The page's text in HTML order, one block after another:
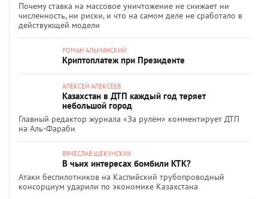
Почему ставка на массовое уничтожение не снижает ни
численность, ни риски, и что на самом деле не сработало в
действующей модели
РОМАН АЛЬМАНСКИЙ
Криптоплатеж при Президенте
АЛЕКСЕЙ АЛЕКСЕЕВ
Казахстан в ДТП каждый год теряет
небольшой город
Главный редактор журнала «За рулём» комментирует ДТП
на Аль-Фараби
ВЯЧЕСЛАВ ЩЕКУНСКИХ
В чьих интересах бомбили КТК?
Атаки беспилотников на Каспийский трубопроводный
консорциум ударили по экономике Казахстана